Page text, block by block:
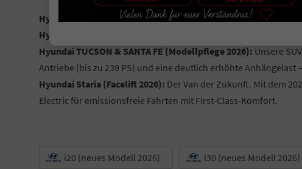
Hyundai BAYON (Facelift 2026):Der Crossover-SUV mit
Hyundai KONA:
Ein Design-Statement, wahlweise als Hybrid
Hyundai TUCSON & SANTA FE (Modellpflege 2026): Unsere
Antriebe (bis zu 239 PS) und eine deutlich erhöhte Anhängelast
Hyundai Staria (Facelift 2026): Der Van der Zukunft. Mit dem
Electric für emissionsfreie Fahrten mit First-Class-Komfort.
i20 (neues Modell 2026) i30 (neues Modell 2026)